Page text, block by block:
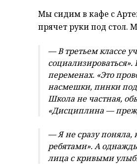
Мы сидим в кафе с
прячет руки под стол.
— В третьем классе
переменах. «Это
насмешки, пинки
Школа не частная,
«Дисциплина —
— Я не сразу поняла,
ребятами». А
лица с кривыми